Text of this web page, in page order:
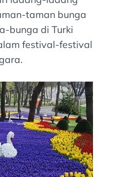
taman bunga
bunga di Turki
festival-festival